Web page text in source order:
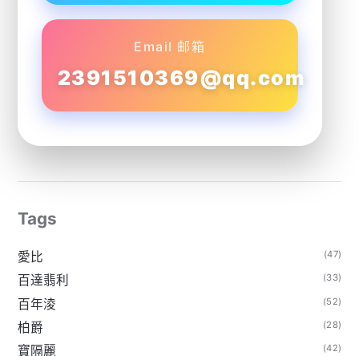
Email 邮箱
2391510369@qq.com
Tags
愛比 (47)
百達翡利 (33)
百年淩 (52)
柏爵 (28)
寶隔麗 (42)